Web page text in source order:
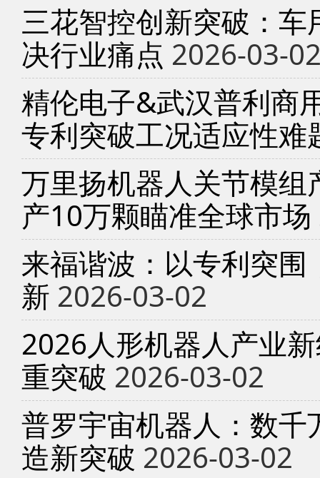
三花智控创新突破：
决行业痛点 2026-03-
精伦电子&武汉普利商
专利突破工况适应性难
万里扬机器人关节模
产10万颗瞄准全球市场
来福谐波：以专利突
新 2026-03-02
2026人形机器人产业
重突破 2026-03-02
普罗宇宙机器人：数
造新突破 2026-03-02